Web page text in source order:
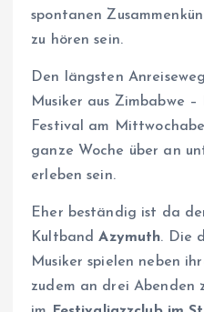
spontanen
zu hören sein.
Den längsten
Musiker aus Zimbabwe –
Festival am
ganze Woche über an
erleben sein.
Eher beständig ist da
KultbandAzymuth. Die
Musiker spielen neben
zudem an drei Abenden